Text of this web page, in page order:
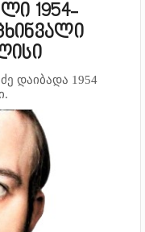
1954-
დაიბადა 1954